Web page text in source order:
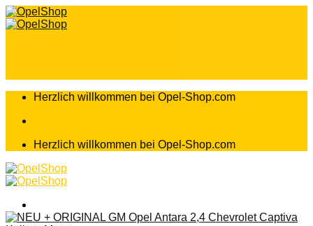
Zum
Inhalt
Herzlich willkommen bei Opel-Shop.com
Herzlich willkommen bei Opel-Shop.com